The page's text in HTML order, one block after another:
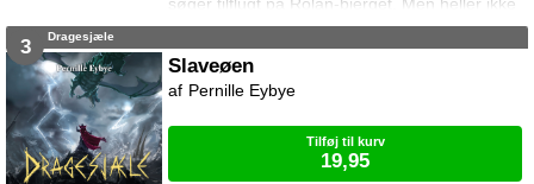
der er han i sikkerhed. Dronningens mænd
bjerget. Kan Milar beskytte den?
3 Dragesjæle
Slaveøen
Pernille Eybye
Tilføj til kurv
19,95